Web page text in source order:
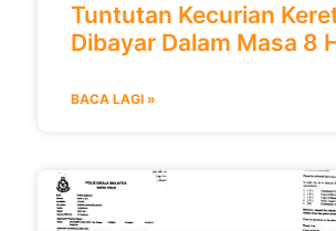
Tuntutan Kecurian
Dibayar Dalam Masa 8
BACA LAGI »